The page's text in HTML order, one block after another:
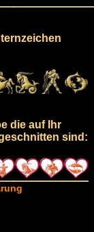
die auf Ihr
sind: